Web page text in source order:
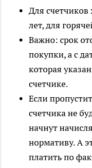
Для
лет, для
Важно: срок
покупки, а с
которая
счетчике.
Если
счетчика не
начнут
нормативу. А
платить по